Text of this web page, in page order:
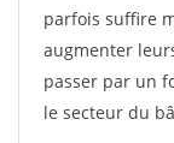
parfois suffire
augmenter
passer par un
le secteur du